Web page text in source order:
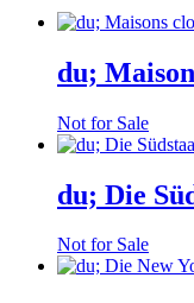
du;
Not for Sale
du; Die
Not for Sale